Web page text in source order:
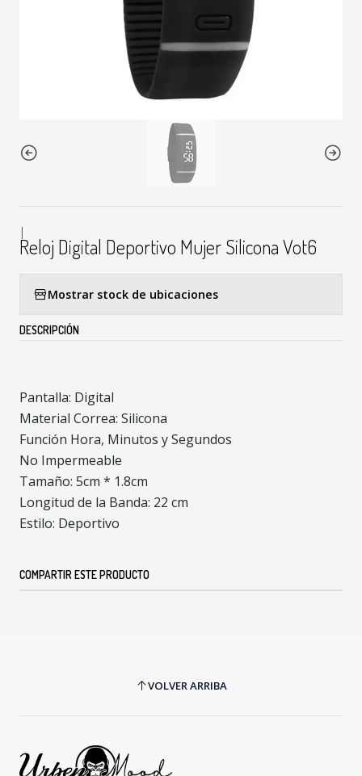
|
Reloj Digital Deportivo Mujer Silicona Vot6
Mostrar stock de ubicaciones
DESCRIPCIÓN
Pantalla: Digital
Material Correa: Silicona
Función Hora, Minutos y Segundos
No Impermeable
Tamaño: 5cm * 1.8cm
Longitud de la Banda: 22 cm
Estilo: Deportivo
COMPARTIR ESTE PRODUCTO
VOLVER ARRIBA